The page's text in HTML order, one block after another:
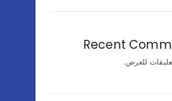
Recent
للعرض.